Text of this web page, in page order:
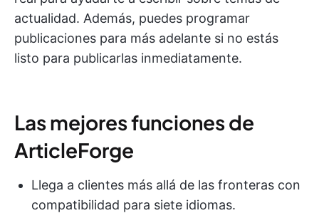
actualidad. Además, puedes programar
publicaciones para más adelante si no estás
listo para publicarlas inmediatamente.
Las mejores funciones de
ArticleForge
Llega a clientes más allá de las fronteras con
compatibilidad para siete idiomas.